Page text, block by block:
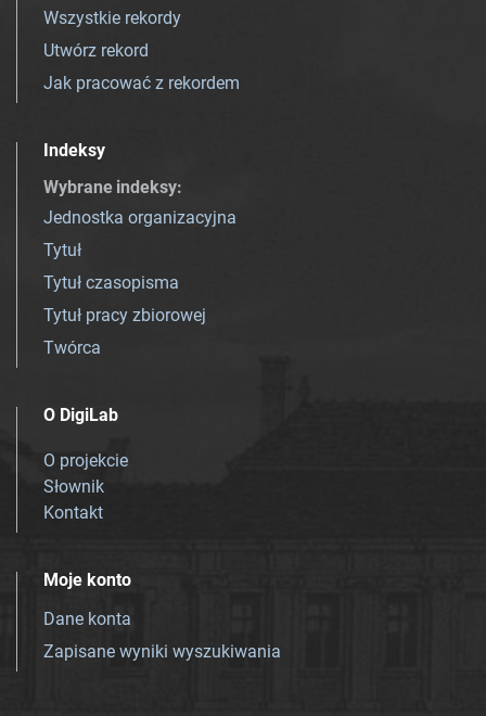
Wszystkie rekordy
Utwórz rekord
Jak pracować z rekordem
Indeksy
Wybrane indeksy:
Jednostka organizacyjna
Tytuł
Tytuł czasopisma
Tytuł pracy zbiorowej
Twórca
O DigiLab
O projekcie
Słownik
Kontakt
Moje konto
Dane konta
Zapisane wyniki wyszukiwania